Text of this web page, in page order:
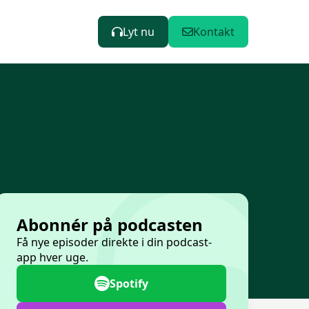
Lyt nu Kontakt
Abonnér på podcasten
Få nye episoder direkte i din podcast-
app hver uge.
Spotify